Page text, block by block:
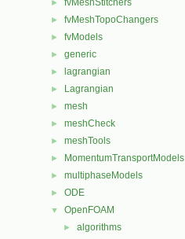
► fvMeshStitchers
► fvMeshTopoChangers
► fvModels
► generic
► lagrangian
► Lagrangian
► mesh
► meshCheck
► meshTools
► MomentumTransportModels
► multiphaseModels
► ODE
▼ OpenFOAM
► algorithms